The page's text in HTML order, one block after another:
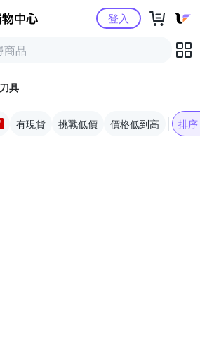
Yahoo購物中心登入
具
有現貨 挑戰低價 價格低到高 排序